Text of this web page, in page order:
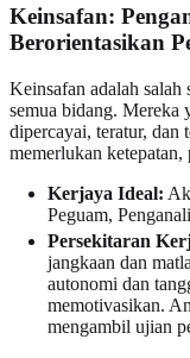
Keinsafan:
Berorientasikan
Keinsafan adalah salah
semua bidang. Mereka
dipercayai, teratur, dan
memerlukan ketepatan,
Kerjaya Ideal:
Peguam,
Persekitaran
jangkaan dan
autonomi dan
memotivasikan.
mengambil ujian